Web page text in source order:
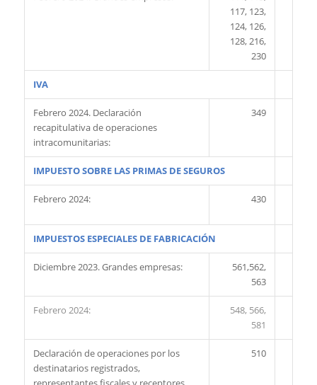
117, 123,
124, 126,
128, 216,
230
IVA
Febrero 2024. Declaración
recapitulativa de operaciones
intracomunitarias:
349
IMPUESTO SOBRE LAS PRIMAS DE SEGUROS
Febrero 2024: 430
IMPUESTOS ESPECIALES DE FABRICACIÓN
Diciembre 2023. Grandes empresas:
561,562,
563
Febrero 2024:
548, 566,
581
Declaración de operaciones por los
destinatarios registrados,
510